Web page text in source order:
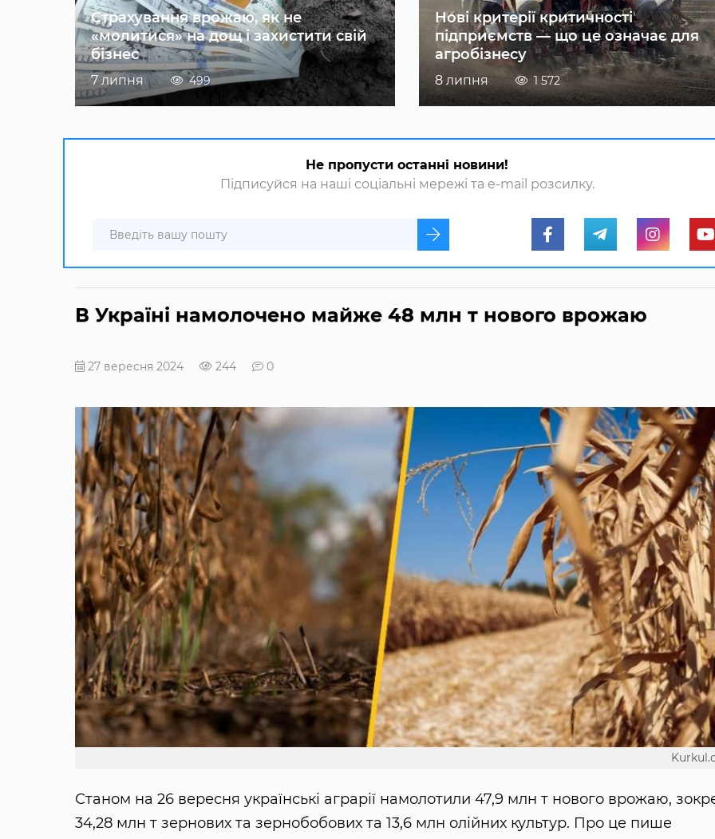
Страхування врожаю, як не
«молитися» на дощ і захистити свій
бізнес
7 липня 499
Нові критерії критичності
підприємств — що це означає для
агробізнесу
8 липня 1 572
Не пропусти останні новини!
Підписуйся на наші соціальні мережі та e-mail розсилку.
В Україні намолочено майже 48 млн т нового врожаю
27 вересня 2024 244 0
Станом на 26 вересня українські аграрії намолотили 47,9 млн т нового врожаю,
34,28 млн т зернових та зернобобових та 13,6 млн олійних культур. Про це пише